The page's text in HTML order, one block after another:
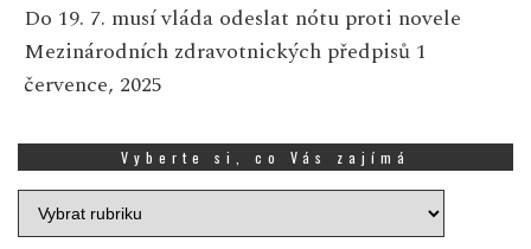
Do 19. 7. musí vláda odeslat nótu proti novele
Mezinárodních zdravotnických předpisů 1
července, 2025
Vyberte si, co Vás zajímá
Vyberte
si,